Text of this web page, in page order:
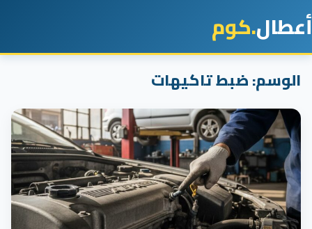
أعطال.كوم
الوسم:ضبط تاكيهات